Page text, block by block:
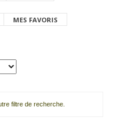
MES FAVORIS
filtre de recherche.